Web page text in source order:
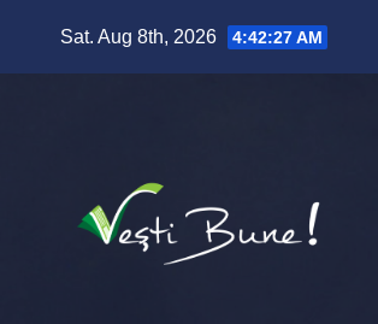
Sat. Aug 8th, 2026
4:42:28 AM